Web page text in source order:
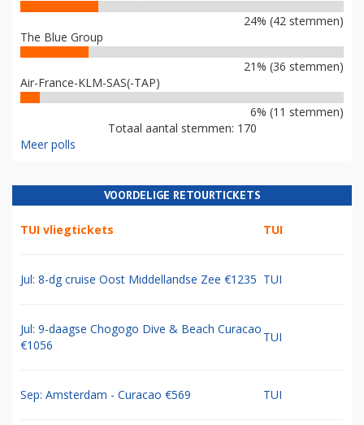
24% (42 stemmen)
The Blue Group
21% (36 stemmen)
Air-France-KLM-SAS(-TAP)
6% (11 stemmen)
Totaal aantal stemmen: 170
Meer polls
VOORDELIGE RETOURTICKETS
TUI vliegtickets TUI
Jul: 8-dg cruise Oost Middellandse Zee €1235 TUI
Jul: 9-daagse Chogogo Dive & Beach Curacao
€1056
TUI
Sep: Amsterdam - Curacao €569 TUI